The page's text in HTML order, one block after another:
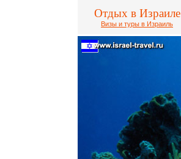
Отдых в Израиле
Визы и туры в Израиль